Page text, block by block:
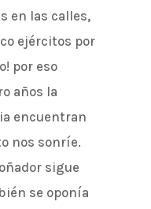
en las calles,
ejércitos por
por eso
años la
encuentran
nos sonríe.
sigue
se oponía